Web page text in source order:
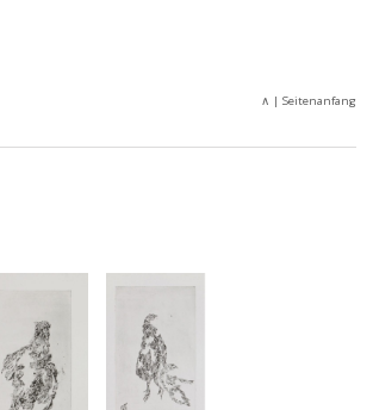
∧ | Seitenanfang